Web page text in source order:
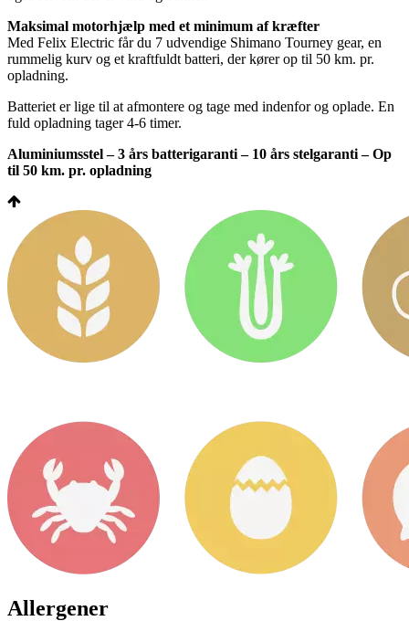
Maksimal motorhjælp med et minimum af kræfter
Med Felix Electric får du 7 udvendige Shimano Tourney gear, en
rummelig kurv og et kraftfuldt batteri, der kører op til 50 km. pr.
opladning.
Batteriet er lige til at afmontere og tage med indenfor og oplade. En
fuld opladning tager 4-6 timer.
Aluminiumsstel – 3 års batterigaranti – 10 års stelgaranti – Op
til 50 km. pr. opladning
Allergener